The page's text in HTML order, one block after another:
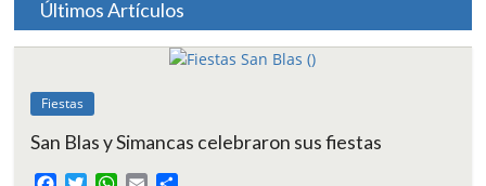
Últimos Artículos
Fiestas
San Blas y Simancas celebraron sus fiestas